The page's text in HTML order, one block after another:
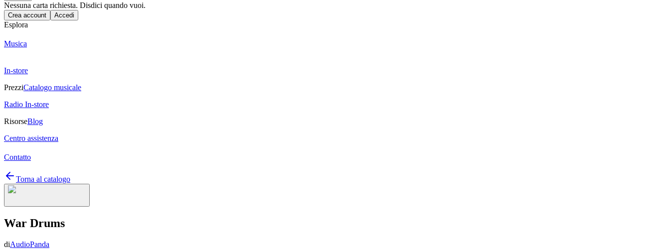
Nessuna carta richiesta. Disdici quando vuoi.
Crea account Accedi
Esplora
Musica
In-store
PrezziCatalogo musicale
Radio In-store
RisorseBlog
Centro assistenza
Contatto
Torna al catalogo
War Drums
diAudioPanda